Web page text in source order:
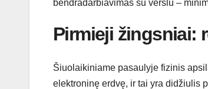
bendradarbiavimas su verslu –
Pirmieji žingsniai:
Šiuolaikiniame pasaulyje fizinis
elektroninę erdvę, ir tai yra didžiulis